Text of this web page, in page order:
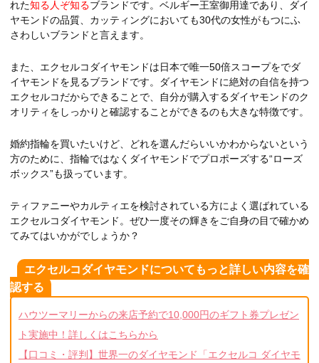
れた知る人ぞ知るブランドです。ベルギー王室御用達であり、ダイ
ヤモンドの品質、カッティングにおいても30代の女性がもつにふ
さわしいブランドと言えます。
また、エクセルコダイヤモンドは日本で唯一50倍スコープをでダ
イヤモンドを見るブランドです。ダイヤモンドに絶対の自信を持つ
エクセルコだからできることで、自分が購入するダイヤモンドのク
オリティをしっかりと確認することができるのも大きな特徴です。
婚約指輪を買いたいけど、どれを選んだらいいかわからないという
方のために、指輪ではなくダイヤモンドでプロポーズする“ローズ
ボックス”も扱っています。
ティファニーやカルティエを検討されている方によく選ばれている
エクセルコダイヤモンド。ぜひ一度その輝きをご自身の目で確かめ
てみてはいかがでしょうか？
エクセルコダイヤモンドについてもっと詳しい内容を確
認する
ハウツーマリーからの来店予約で10,000円のギフト券プレゼン
ト実施中！詳しくはこちらから
【口コミ・評判】世界一のダイヤモンド「エクセルコ ダイヤモ